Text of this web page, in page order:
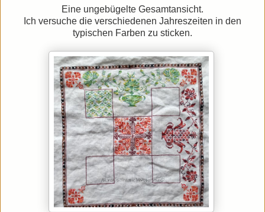
Eine ungebügelte Gesamtansicht.
Ich versuche die verschiedenen Jahreszeiten in den
typischen Farben zu sticken.